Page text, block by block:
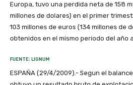
Europa, tuvo una perdida neta de 158
millones de dolares) en el primer
103 millones de euros (134 millones de
obtenidos en el mismo periodo del año
FUENTE: LIGNUM
ESPAÑA (29/4/2009).- Segun el